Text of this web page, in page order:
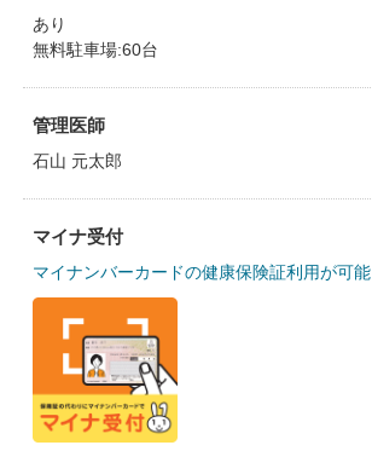
あり
無料駐車場:60台
管理医師
石山 元太郎
マイナ受付
マイナンバーカードの健康保険証利用が可能